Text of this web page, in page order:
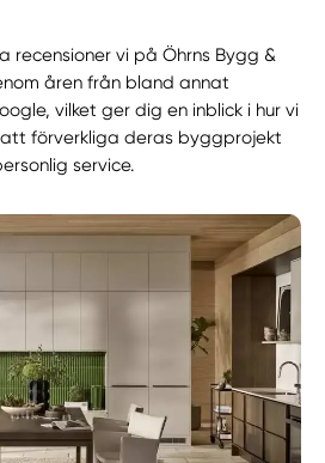
recensioner vi på Öhrns Bygg &
åren från bland annat
vilket ger dig en inblick i hur vi
förverkliga deras byggprojekt
service.